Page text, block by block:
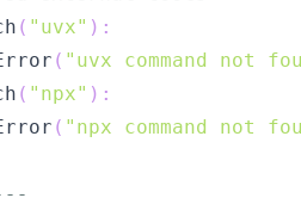
( "uvx" ) :
( "uvx command
( "npx" ) :
( "npx command not